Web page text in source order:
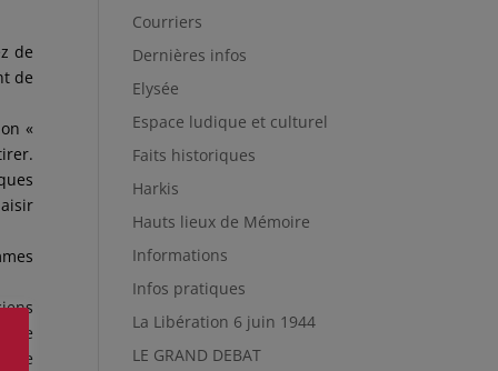
de
de
«
le
Courriers
Dernières infos
Elysée
Espace ludique et culturel
Faits historiques
Harkis
Hauts lieux de Mémoire
Informations
Infos pratiques
La Libération 6 juin 1944
LE GRAND DEBAT